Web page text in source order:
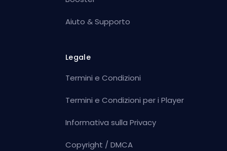
Aiuto & Supporto
Legale
Termini e Condizioni
Termini e Condizioni per i Player
Informativa sulla Privacy
Copyright / DMCA